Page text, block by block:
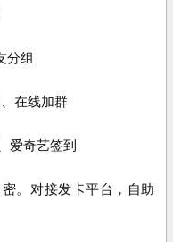
分组
在线加群
爱奇艺签到
。对接发卡平台，自助